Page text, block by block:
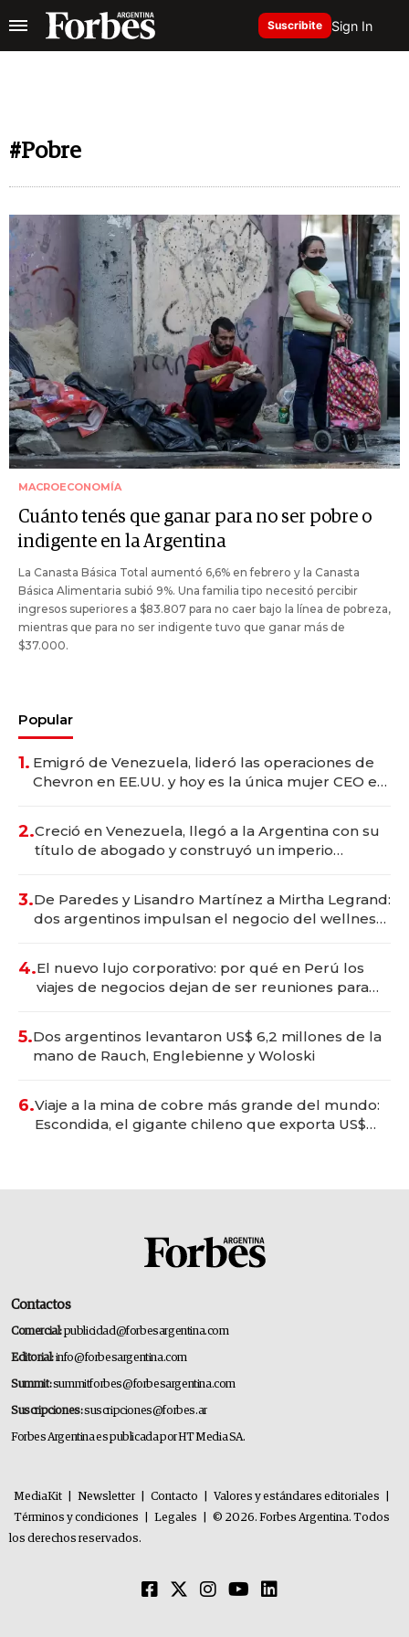
Suscribite Sign In
#Pobre
MACROECONOMÍA
Cuánto tenés que ganar para no ser pobre o
indigente en la Argentina
La Canasta Básica Total aumentó 6,6% en febrero y la Canasta
Básica Alimentaria subió 9%. Una familia tipo necesitó percibir
ingresos superiores a $83.807 para no caer bajo la línea de pobreza,
mientras que para no ser indigente tuvo que ganar más de
$37.000.
Popular
1. Emigró de Venezuela, lideró las operaciones de
Chevron en EE.UU. y hoy es la única mujer CEO en
2.Creció en Venezuela, llegó a la Argentina con su
título de abogado y construyó un imperio
3.De Paredes y Lisandro Martínez a Mirtha Legrand:
dos argentinos impulsan el negocio del wellness
4.El nuevo lujo corporativo: por qué en Perú los
viajes de negocios dejan de ser reuniones para
5.Dos argentinos levantaron US$ 6,2 millones de la
mano de Rauch, Englebienne y Woloski
6.Viaje a la mina de cobre más grande del mundo:
Escondida, el gigante chileno que exporta US$
Contactos
Comercial:publicidad@forbesargentina.com
Editorial:info@forbesargentina.com
Summit:summitforbes@forbesargentina.com
Suscripciones:suscripciones@forbes.ar
Forbes Argentina es publicada por HT Media SA.
MediaKit Newsletter Contacto Valores y estándares editoriales
Términos y condiciones
Legales
© 2026. Forbes Argentina. Todos
los derechos reservados.